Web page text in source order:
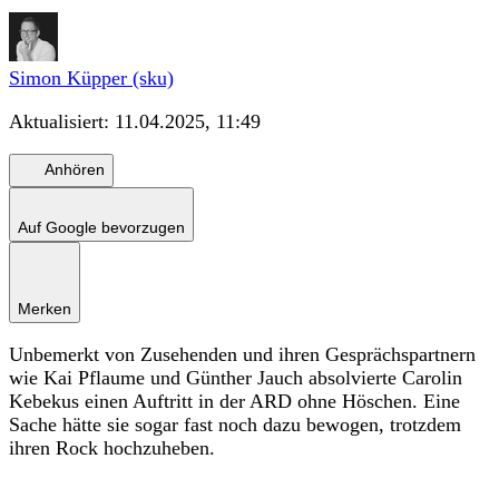
Simon Küpper (sku)
Aktualisiert: 11.04.2025, 11:49
Anhören
Auf Google bevorzugen
Merken
Unbemerkt von Zusehenden und ihren Gesprächspartnern
wie Kai Pflaume und Günther Jauch absolvierte Carolin
Kebekus einen Auftritt in der ARD ohne Höschen. Eine
Sache hätte sie sogar fast noch dazu bewogen, trotzdem
ihren Rock hochzuheben.